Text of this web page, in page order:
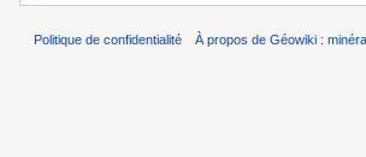
Politique de confidentialité À propos de Géowiki :